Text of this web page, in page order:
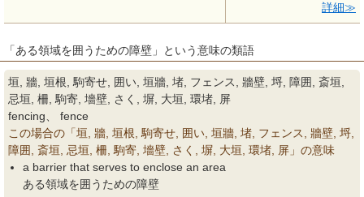
詳細
「ある領域を囲うための障壁」という意味の類語
垣, 牆, 垣根, 駒寄せ, 囲い, 垣牆, 堵, フェンス, 牆壁, 埒, 障囲, 斎垣,
忌垣, 柵, 駒寄, 墻壁, さく, 塀, 大垣, 環堵, 屏
fencing、 fence
この場合の「垣, 牆, 垣根, 駒寄せ, 囲い, 垣牆, 堵, フェンス, 牆壁, 埒,
障囲, 斎垣, 忌垣, 柵, 駒寄, 墻壁, さく, 塀, 大垣, 環堵, 屏」の意味
a barrier that serves to enclose an area
ある領域を囲うための障壁